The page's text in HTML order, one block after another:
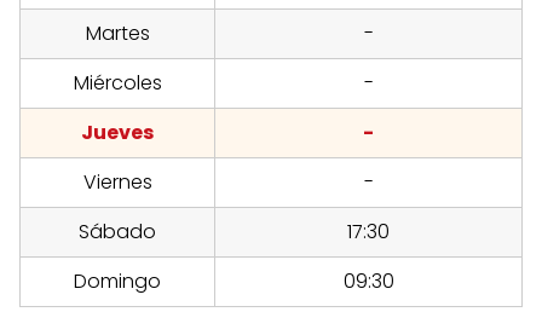
Martes
-
Miércoles
-
Jueves
-
Viernes
-
Sábado
17:30
Domingo
09:30